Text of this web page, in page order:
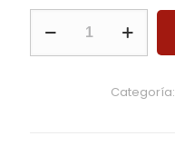
Regular
-
Categoría: